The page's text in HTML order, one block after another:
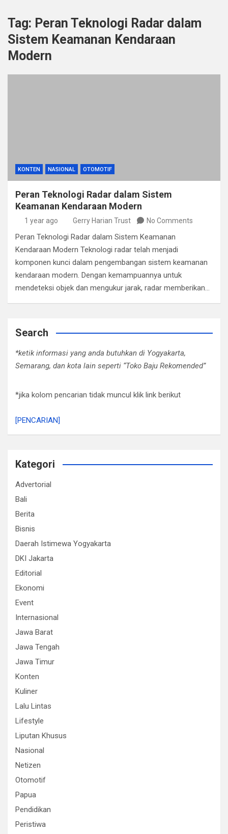
Tag: Peran Teknologi Radar dalam
Sistem Keamanan Kendaraan
Modern
KONTEN NASIONAL OTOMOTIF
Peran Teknologi Radar dalam Sistem
Keamanan Kendaraan Modern
1 year ago Gerry Harian Trust No Comments
Peran Teknologi Radar dalam Sistem Keamanan
Kendaraan Modern Teknologi radar telah menjadi
komponen kunci dalam pengembangan sistem keamanan
kendaraan modern. Dengan kemampuannya untuk
mendeteksi objek dan mengukur jarak, radar memberikan…
Search
*ketik informasi yang anda butuhkan di Yogyakarta,
Semarang, dan kota lain seperti “Toko Baju Rekomended”
*jika kolom pencarian tidak muncul klik link berikut
[PENCARIAN]
Kategori
Advertorial
Bali
Berita
Bisnis
Daerah Istimewa Yogyakarta
DKI Jakarta
Editorial
Ekonomi
Event
Internasional
Jawa Barat
Jawa Tengah
Jawa Timur
Konten
Kuliner
Lalu Lintas
Lifestyle
Liputan Khusus
Nasional
Netizen
Otomotif
Papua
Pendidikan
Peristiwa